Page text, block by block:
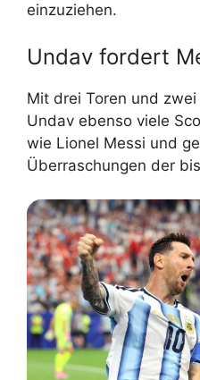
einzuziehen.
Undav fordert
Mit drei Toren und
Undav ebenso viele
wie Lionel Messi und
Überraschungen der